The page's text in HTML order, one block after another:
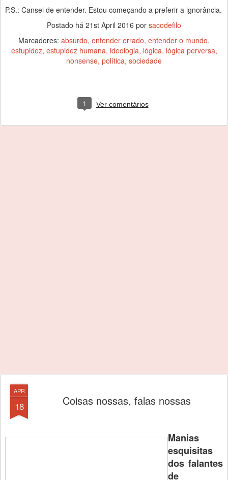
P.S.: Cansei de entender. Estou começando a preferir a ignorância.
Postado há 21st April 2016 por sacodefilo
Marcadores: absurdo entender errado entender o mundo
estupidez estupidez humana ideologia lógica lógica perversa
nonsense política sociedade
1 Ver comentários
APR
18 Coisas nossas, falas nossas
Manias
esquisitas
dos falantes
de